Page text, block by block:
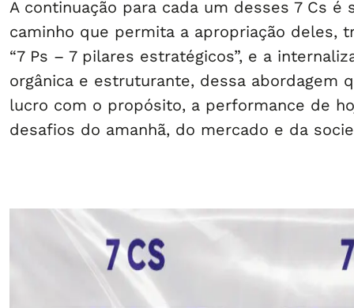
A continuação para cada um desses 7 Cs é
caminho que permita a apropriação deles,
“7 Ps – 7 pilares estratégicos”, e a
orgânica e estruturante, dessa abordagem
lucro com o propósito, a performance de
desafios do amanhã, do mercado e da